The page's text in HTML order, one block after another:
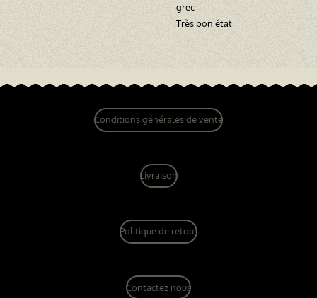
grec
Très bon état
Conditions générales de vente
Livraison
Politique de retour
Contactez nous